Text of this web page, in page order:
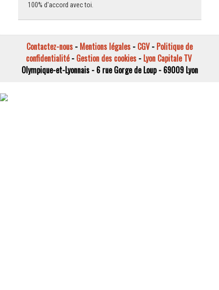
100% d'accord avec toi.
Contactez-nous - Mentions légales - CGV- Politique de
confidentialité- Gestion des cookies- Lyon Capitale TV
Olympique-et-Lyonnais - 6 rue Gorge de Loup - 69009 Lyon